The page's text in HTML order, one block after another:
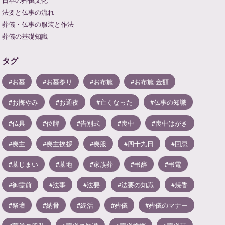
法要と仏事の流れ
葬儀・仏事の服装と作法
葬儀の基礎知識
タグ
お墓 お墓参り お布施 お布施 金額
お悔やみ お通夜 亡くなった 仏事の知識
仏具 位牌 告別式 喪中 喪中はがき
喪主 喪主挨拶 喪服 四十九日 回忌
墓じまい 墓地 家族葬 弔辞 弔電
御霊前 法事 法要 法要の知識 焼香
祭壇 納骨 終活 葬儀 葬儀のマナー